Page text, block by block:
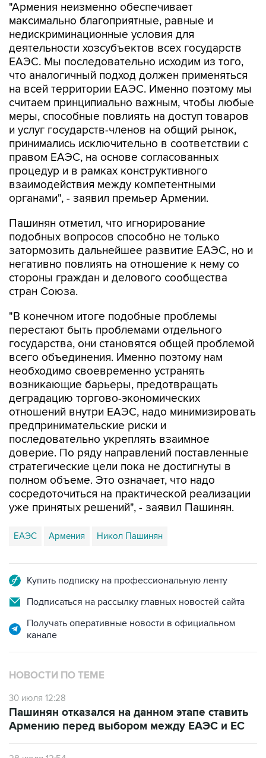
"Армения неизменно обеспечивает
максимально благоприятные, равные и
недискриминационные условия для
деятельности хозсубъектов всех государств
ЕАЭС. Мы последовательно исходим из того,
что аналогичный подход должен применяться
на всей территории ЕАЭС. Именно поэтому мы
считаем принципиально важным, чтобы любые
меры, способные повлиять на доступ товаров
и услуг государств-членов на общий рынок,
принимались исключительно в соответствии с
правом ЕАЭС, на основе согласованных
процедур и в рамках конструктивного
взаимодействия между компетентными
органами", - заявил премьер Армении.
Пашинян отметил, что игнорирование
подобных вопросов способно не только
затормозить дальнейшее развитие ЕАЭС, но и
негативно повлиять на отношение к нему со
стороны граждан и делового сообщества
стран Союза.
"В конечном итоге подобные проблемы
перестают быть проблемами отдельного
государства, они становятся общей проблемой
всего объединения. Именно поэтому нам
необходимо своевременно устранять
возникающие барьеры, предотвращать
деградацию торгово-экономических
отношений внутри ЕАЭС, надо минимизировать
предпринимательские риски и
последовательно укреплять взаимное
доверие. По ряду направлений поставленные
стратегические цели пока не достигнуты в
полном объеме. Это означает, что надо
сосредоточиться на практической реализации
уже принятых решений", - заявил Пашинян.
ЕАЭС Армения Никол Пашинян
Купить подписку на профессиональную ленту
Подписаться на рассылку главных новостей сайта
Получать оперативные новости в официальном
канале
НОВОСТИ ПО ТЕМЕ
30 июля 12:28
Пашинян отказался на данном этапе ставить
Армению перед выбором между ЕАЭС и ЕС